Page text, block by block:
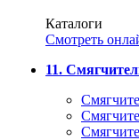
Каталоги
Смотреть
11.